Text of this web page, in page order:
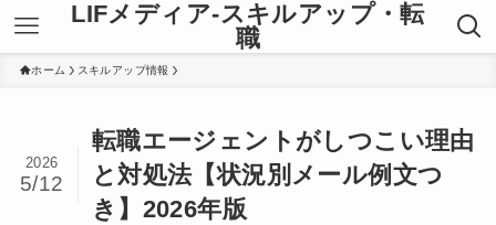
LIFメディア-スキルアップ・転
職
ホーム スキルアップ情報
転職エージェントがしつこい理由
と対処法【状況別メール例文つ
き】2026年版
2026
5/12